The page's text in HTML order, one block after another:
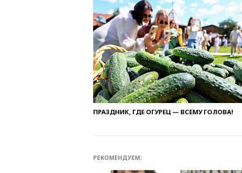
ПРАЗДНИК, ГДЕ ОГУРЕЦ — ВСЕМУ ГОЛОВА!
РЕКОМЕНДУЕМ: